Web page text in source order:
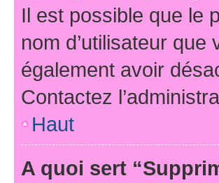
Il est possible que le
nom d’utilisateur
également avoir
Contactez
Haut
A quoi sert